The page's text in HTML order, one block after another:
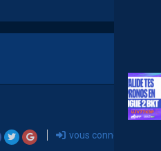
vous connecter